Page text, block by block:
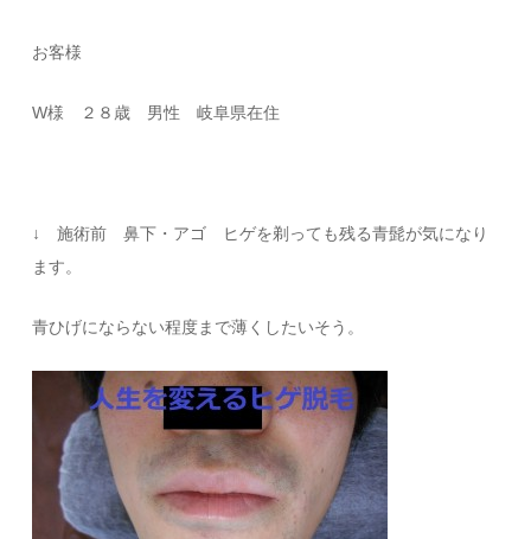
お客様
W様 ２８歳 男性 岐阜県在住
↓ 施術前 鼻下・アゴ ヒゲを剃っても残る青髭が気になり
ます。
青ひげにならない程度まで薄くしたいそう。